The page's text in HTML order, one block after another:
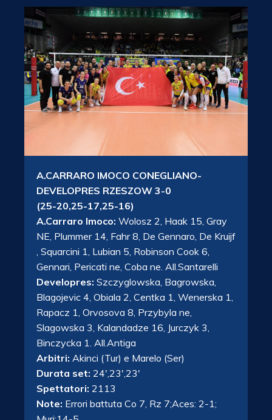
A.CARRARO IMOCO CONEGLIANO-
DEVELOPRES RZESZOW 3-0
(25-20,25-17,25-16)
A.Carraro Imoco: Wolosz 2, Haak 15, Gray
NE, Plummer 14, Fahr 8, De Gennaro, De Kruijf
, Squarcini 1, Lubian 5, Robinson Cook 6,
Gennari, Pericati ne, Coba ne. All.Santarelli
Developres: Szczyglowska, Bagrowska,
Blagojevic 4, Obiala 2, Centka 1, Wenerska 1,
Rapacz 1, Orvosova 8, Przybyla ne,
Slagowska 3, Kalandadze 16, Jurczyk 3,
Binczycka 1. All.Antiga
Arbitri: Akinci (Tur) e Marelo (Ser)
Durata set: 24′,23′,23′
Spettatori: 2113
Note: Errori battuta Co 7, Rz 7;Aces: 2-1;